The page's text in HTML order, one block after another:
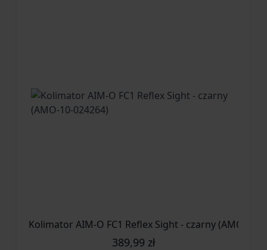
Kolimator AIM-O FC1 Reflex Sight - czarny (AMO-10-
389,99 zł